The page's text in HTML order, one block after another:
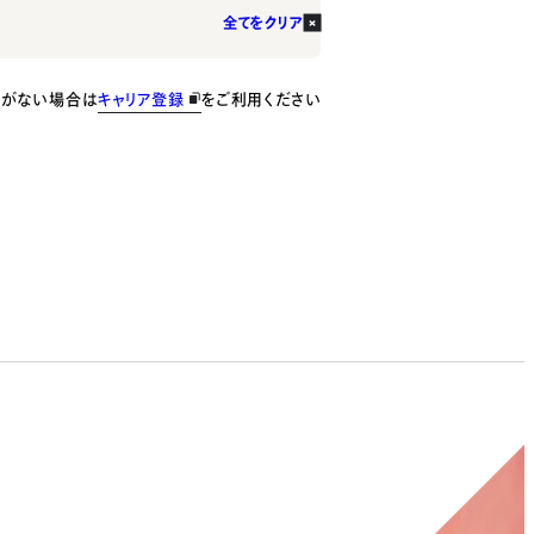
全てをクリア
ない場合はキャリア登録 をご利用ください